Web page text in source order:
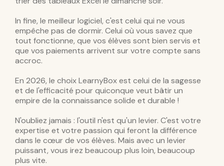
In fine, le meilleur logiciel, c'est celui qui ne vous
empêche pas de dormir. Celui où vous savez que
tout fonctionne, que vos élèves sont bien servis et
que vos paiements arrivent sur votre compte sans
accroc.
En 2026, le choix LearnyBox est celui de la sagesse
et de l'efficacité pour quiconque veut bâtir un
empire de la connaissance solide et durable !
N'oubliez jamais : l'outil n'est qu'un levier. C'est votre
expertise et votre passion qui feront la différence
dans le cœur de vos élèves. Mais avec un levier
puissant, vous irez beaucoup plus loin, beaucoup
plus vite.